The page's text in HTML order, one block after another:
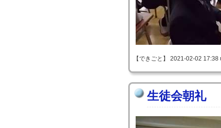
【できごと】 2021-02-02
生徒会朝礼